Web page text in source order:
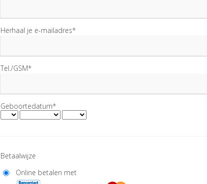
Herhaal je e-mailadres*
Tel./GSM*
Geboortedatum*
Betaalwijze
Online betalen met